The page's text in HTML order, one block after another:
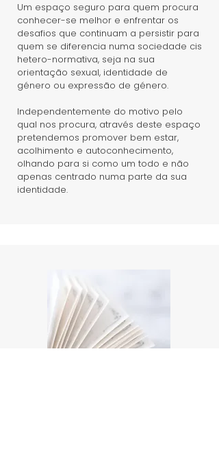
Um espaço seguro para quem procura
conhecer-se melhor e enfrentar os
desafios que continuam a persistir para
quem se diferencia numa sociedade cis
hetero-normativa, seja na sua
orientação sexual, identidade de
género ou expressão de género.
Independentemente do motivo pelo
qual nos procura, através deste espaço
pretendemos promover bem estar,
acolhimento e autoconhecimento,
olhando para si como um todo e não
apenas centrado numa parte da sua
identidade.